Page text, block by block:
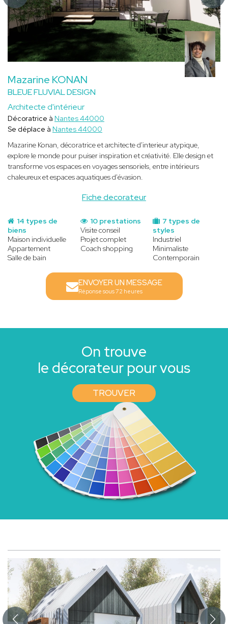
Mazarine KONAN
BLEUE FLUVIAL DESIGN
Architecte d'intérieur
Fiche decorateur
Décoratrice à Nantes 44000
Se déplace à Nantes 44000
Mazarine Konan, décoratrice et architecte d'interieur atypique,
explore le monde pour puiser inspiration et créativité. Elle design et
transforme vos espaces en voyages sensoriels, entre intérieurs
chaleureux et espaces aquatiques d'évasion.
14 types de
biens
Maison individuelle
Appartement
Salle de bain
7 types de
styles
Industriel
Minimaliste
Contemporain
10 prestations
Visite conseil
Projet complet
Coach shopping
ENVOYER UN MESSAGE
Réponse sous 72 heures
On trouve
le décorateur pour vous
TROUVER